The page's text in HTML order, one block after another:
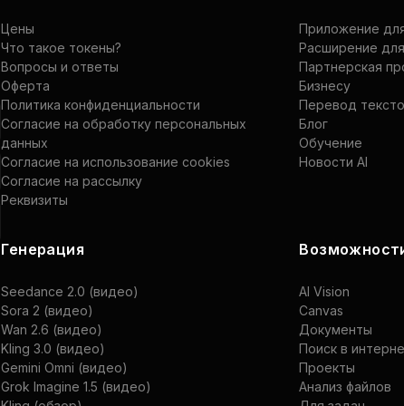
Цены
Что такое токены?
Вопросы и ответы
Оферта
Политика конфиденциальности
Согласие на обработку персональных
данных
Согласие на использование cookies
Согласие на рассылку
Реквизиты
Приложение
Расширение
Партнерская
Бизнесу
Перевод
Блог
Обучение
Новости AI
Генерация
Seedance 2.0 (видео)
Sora 2 (видео)
Wan 2.6 (видео)
Kling 3.0 (видео)
Gemini Omni (видео)
Grok Imagine 1.5 (видео)
AI Vision
Canvas
Документы
Поиск в
Проекты
Анализ файлов